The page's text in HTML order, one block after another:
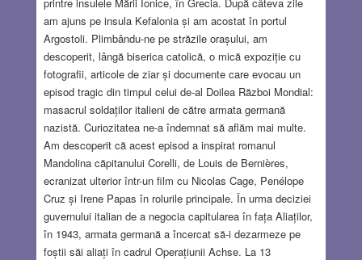
am ajuns pe insula Kefalonia și am acostat în portul
Argostoli. Plimbându-ne pe străzile orașului, am
descoperit, lângă biserica catolică, o mică expoziție cu
fotografii, articole de ziar și documente care evocau un
episod tragic din timpul celui de-al Doilea Război Mondial:
masacrul soldaților italieni de către armata germană
nazistă. Curiozitatea ne-a îndemnat să aflăm mai multe.
Am descoperit că acest episod a inspirat romanul
Mandolina căpitanului Corelli, de Louis de Bernières,
ecranizat ulterior într-un film cu Nicolas Cage, Penélope
Cruz și Irene Papas în rolurile principale. În urma deciziei
guvernului italian de a negocia capitularea în fața Aliaților,
în 1943, armata germană a încercat să-i dezarmeze pe
foștii săi aliați în cadrul Operațiunii Achse. La 13